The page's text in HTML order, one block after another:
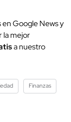
en Google News y
la mejor
a nuestro
Finanzas